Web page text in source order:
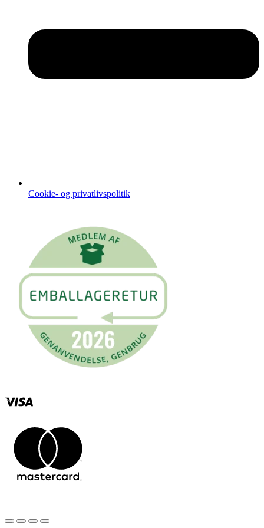
Cookie- og privatlivspolitik